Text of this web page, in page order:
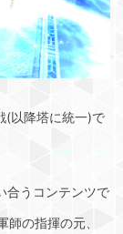
(以降塔に統一)で
合うコンテンツで
の指揮の元、